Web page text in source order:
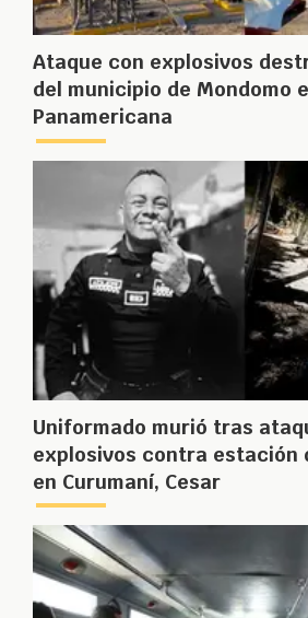
Ataque con explosivos
del municipio de Mondomo
Panamericana
Uniformado murió tras
explosivos contra estación
en Curumaní, Cesar